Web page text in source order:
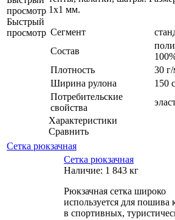
просмотр
Быстрый
просмотр
1х1 мм.
Сегмент
Состав
Плотность
30 г/
Ширина рулона
150
Потребительские
свойства
Характеристики
Сравнить
Сетка рюкзачная
Сетка рюкзачная
Наличие: 1 843 кг
Рюкзачная сетка широко
используется для пошива
в спортивных,